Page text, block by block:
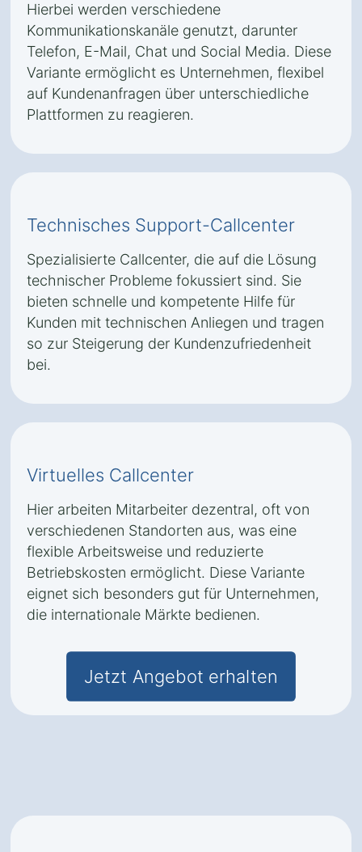
Hierbei werden verschiedene
Kommunikationskanäle genutzt, darunter
Telefon, E-Mail, Chat und Social Media. Diese
Variante ermöglicht es Unternehmen, flexibel
auf Kundenanfragen über unterschiedliche
Plattformen zu reagieren.
Technisches Support-Callcenter
Spezialisierte Callcenter, die auf die Lösung
technischer Probleme fokussiert sind. Sie
bieten schnelle und kompetente Hilfe für
Kunden mit technischen Anliegen und tragen
so zur Steigerung der Kundenzufriedenheit
bei.
Virtuelles Callcenter
Hier arbeiten Mitarbeiter dezentral, oft von
verschiedenen Standorten aus, was eine
flexible Arbeitsweise und reduzierte
Betriebskosten ermöglicht. Diese Variante
eignet sich besonders gut für Unternehmen,
die internationale Märkte bedienen.
Jetzt Angebot erhalten